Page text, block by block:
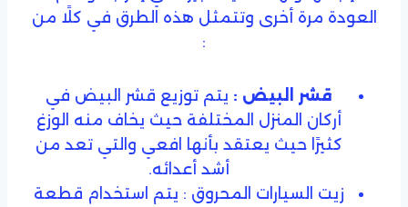
العودة مرة أخرى وتتمثل هذه الطرق في كلًا من
:
قشر البيض : يتم توزيع قشر البيض في
أركان المنزل المختلفة حيث يخاف منه الوزغ
كثيرًا حيث يعتقد بأنها افعي والتي تعد من
أشد أعدائه.
زيت السيارات المحروق : يتم استخدام قطعة